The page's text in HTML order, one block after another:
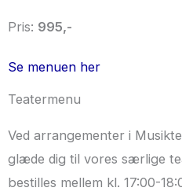
Pris: 995,-
Se menuen her
Teatermenu
Ved arrangementer i
glæde dig til vores særlige
bestilles mellem kl. 17:00-